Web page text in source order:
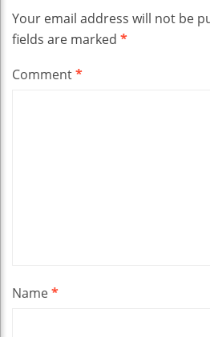
Your email address will not be
fields are marked *
Comment*
Name*